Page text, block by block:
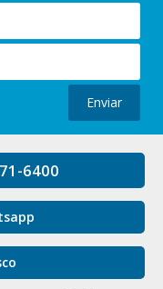
Enviar
6400